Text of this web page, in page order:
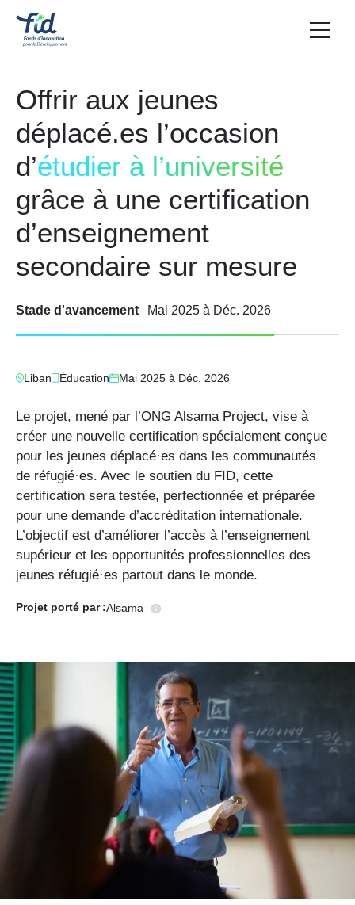
Offrir aux jeunes
déplacé.es l’occasion
d’étudier à l’université
grâce à une certification
d’enseignement
secondaire sur mesure
Stade d'avancement Mai 2025 à Déc. 2026
Liban Éducation Mai 2025 à Déc. 2026
Le projet, mené par l’ONG Alsama Project, vise à
créer une nouvelle certification spécialement conçue
pour les jeunes déplacé·es dans les communautés
de réfugié·es. Avec le soutien du FID, cette
certification sera testée, perfectionnée et préparée
pour une demande d’accréditation internationale.
L’objectif est d’améliorer l’accès à l’enseignement
supérieur et les opportunités professionnelles des
jeunes réfugié·es partout dans le monde.
Projet porté par :Alsama